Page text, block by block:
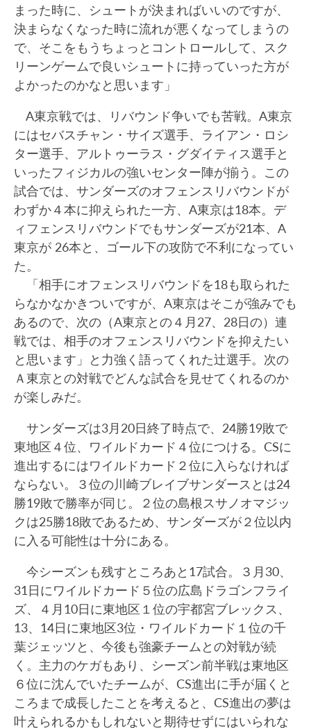
まった時に、シュートが決まればいいのですが、
決まらなくなった時に流れが悪くなってしまうの
で、そこをもうちょっとコントロールして、スク
リーンゲームで良いシュートに持っていった方が
よかったのかなと思います」
A東京戦では、リバウンド争いでも苦戦。A東京
にはセバスチャン・サイズ選手、ライアン・ロシ
ター選手、アルトゥーラス・グダイティス選手と
いったフィジカルの強いセンター陣が揃う。この
試合では、サンダーズのオフェンスリバウンドが
わずか４本に抑えられた一方、A東京は18本。デ
ィフェンスリバウンドでもサンダーズが21本、A
東京が 26本と、ゴール下の攻防で不利になってい
た。
「相手にオフェンスリバウンドを18も取られた
らなかなかきついですが、A東京はそこが強みでも
あるので、次の（A東京との４月27、28日の）連
戦では、相手のオフェンスリバウンドを抑えたい
と思います」と力強く語ってくれた辻選手。次の
Ａ東京との対戦でどんな試合を見せてくれるのか
が楽しみだ。
サンダーズは3月20日終了時点で、24勝19敗で
東地区４位、ワイルドカード４位につける。CSに
進出するにはワイルドカード２位に入らなければ
ならない。３位の川崎ブレイブサンダースとは24
勝19敗で勝率が同じ。２位の島根スサノオマジッ
クは25勝18敗であるため、サンダーズが２位以内
に入る可能性は十分にある。
今シーズンも残すところあと17試合。３月30、
31日にワイルドカード５位の広島ドラゴンフライ
ズ、４月10日に東地区１位の宇都宮ブレックス、
13、14日に東地区3位・ワイルドカード１位の千
葉ジェッツと、今後も強豪チームとの対戦が続
く。主力のケガもあり、シーズン前半戦は東地区
６位に沈んでいたチームが、CS進出に手が届くと
ころまで成長したことを考えると、CS進出の夢は
叶えられるかもしれないと期待せずにはいられな